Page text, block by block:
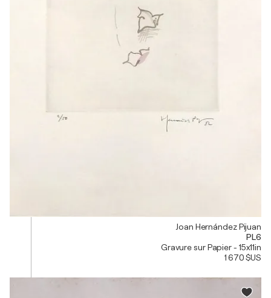
Joan Hernández Pijuan
PL6
Gravure sur Papier - 15x11in
1 670 $US